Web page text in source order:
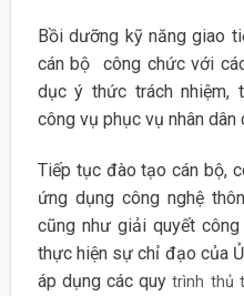
Bồi dưỡng kỹ năng giao
cán bộ công chức với
dục ý thức trách nhiệm,
công vụ phục vụ nhân
Tiếp tục đào tạo cán bộ,
ứng dụng công nghệ
cũng như giải quyết công
thực hiện sự chỉ đạo của
áp dụng các quytrình thủ